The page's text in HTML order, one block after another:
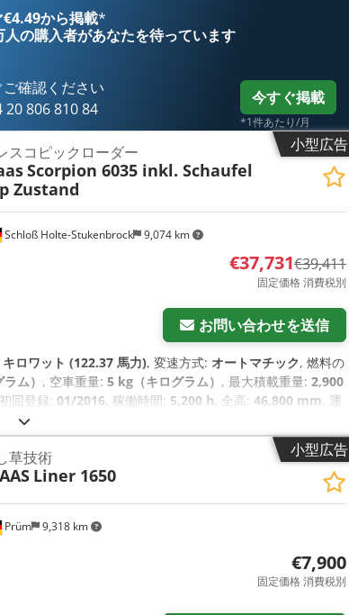
€4.49から掲載*
人の購入者があなたを待っています
確認ください
20 806 810 84
今すぐ掲載
*1件あたり/月
小型広告
Schloß Holte-Stukenbrock 9,074 km
スコピックローダー
Scorpion 6035 inkl. Schaufel
Zustand
€37,731€39,411
固定価格 消費税別
お問い合わせを送信
ロワット (122.37 馬力), 変速方式: オートマチック, 燃料の
ム） , 空車重量: 5 kg（キログラム） , 最大積載重量: 2,900
回登録: 01/2016, 稼働時間: 5,200 h, 全高: 46,800 mm, 運
小型広告
Prüm 9,318 km
草技術
Liner 1650
€7,900
固定価格 消費税別